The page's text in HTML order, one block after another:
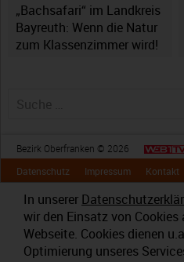
„Bachsafari“ im Landkreis
Bayreuth: Wenn die Natur
zum Klassenzimmer wird!
Bezirk Oberfranken © 2026
Datenschutz
Impressum Kontakt
In unserer
wir den Einsatz von Cookies
Webseite. Cookies dienen
Optimierung unseres